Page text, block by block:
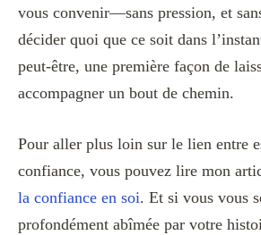
vous convenir—sans pression, et
décider quoi que ce soit dans
peut-être, une première façon de
accompagner un bout de chemin.
Pour aller plus loin sur le lien entre
confiance, vous pouvez lire mon
la confiance en soi. Et si vous vous
profondément abîmée par votre